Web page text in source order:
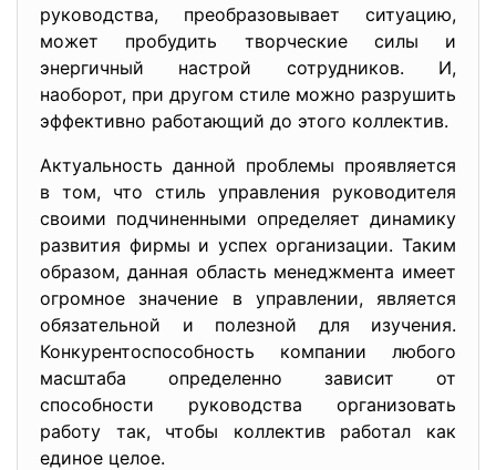
руководства, преобразовывает ситуацию,
может пробудить творческие силы и
энергичный настрой сотрудников. И,
наоборот, при другом стиле можно разрушить
эффективно работающий до этого коллектив.
Актуальность данной проблемы проявляется
в том, что стиль управления руководителя
своими подчиненными определяет динамику
развития фирмы и успех организации. Таким
образом, данная область менеджмента имеет
огромное значение в управлении, является
обязательной и полезной для изучения.
Конкурентоспособность компании любого
масштаба определенно зависит от
способности руководства организовать
работу так, чтобы коллектив работал как
единое целое.